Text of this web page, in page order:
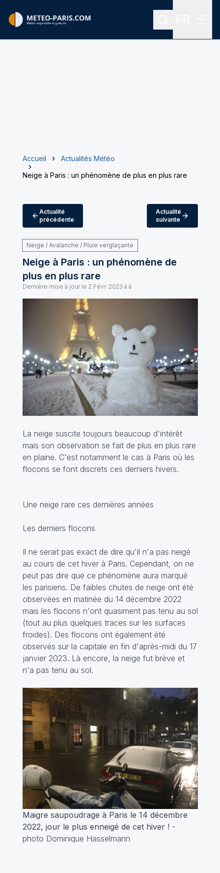
Rechercher
Accueil
Actualités Météo
Neige à Paris : un phénomène de plus en plus rare
Actualité
précédente
Actualité
suivante
Neige / Avalanche / Pluie verglaçante
Neige à Paris : un phénomène de
plus en plus rare
Dernière mise à jour le 2 Févr. 2023 à à
La neige suscite toujours beaucoup d'intérêt
mais son observation se fait de plus en plus rare
en plaine. C'est notamment le cas à Paris où les
flocons se font discrets ces derniers hivers.
Une neige rare ces dernières années
Les derniers flocons
Il ne serait pas exact de dire qu'il n'a pas neigé
au cours de cet hiver à Paris. Cependant, on ne
peut pas dire que ce phénomène aura marqué
les parisiens. De faibles chutes de neige ont été
observées en matinée du 14 décembre 2022
mais les flocons n'ont quasiment pas tenu au sol
(tout au plus quelques traces sur les surfaces
froides). Des flocons ont également été
observés sur la capitale en fin d'après-midi du 17
janvier 2023. Là encore, la neige fut brève et
n'a pas tenu au sol.
Maigre saupoudrage à Paris le 14 décembre
2022, jour le plus enneigé de cet hiver ! -
photo Dominique Hasselmann